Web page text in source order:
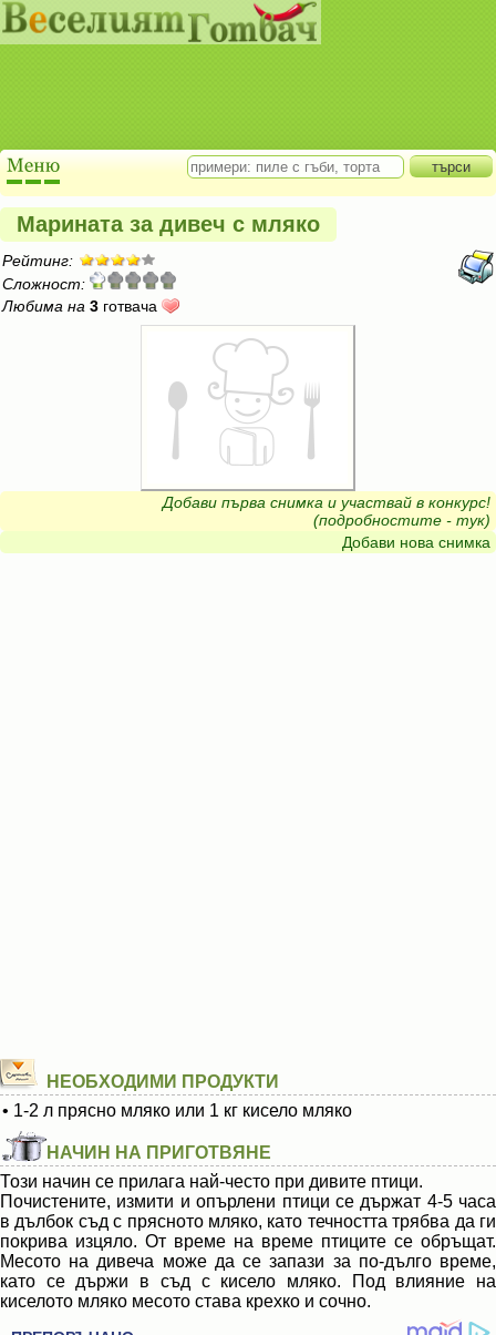
Марината за дивеч с мляко
Рейтинг:
Сложност:
Любима на 3 готвача
Добави първа снимка и участвай в конкурс!
(подробностите - тук)
Добави нова снимка
НЕОБХОДИМИ ПРОДУКТИ
• 1-2 л прясно мляко или 1 кг кисело мляко
НАЧИН НА ПРИГОТВЯНЕ
Този начин се прилага най-често при дивите птици.
Почистените, измити и опърлени птици се държат 4-5 часа
в дълбок съд с прясното мляко, като течността трябва да ги
покрива изцяло. От време на време птиците се обръщат.
Месото на дивеча може да се запази за по-дълго време,
като се държи в съд с кисело мляко. Под влияние на
киселото мляко месото става крехко и сочно.